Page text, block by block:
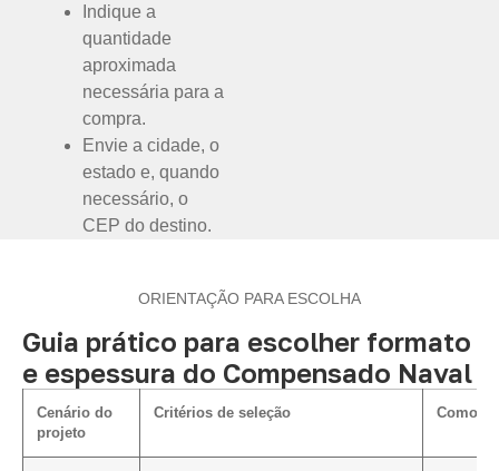
Indique a
quantidade
aproximada
necessária para a
compra.
Envie a cidade, o
estado e, quando
necessário, o
CEP do destino.
ORIENTAÇÃO PARA ESCOLHA
Guia prático para escolher formato
e espessura do Compensado Naval
Cenário do
projeto
Critérios de seleção Como